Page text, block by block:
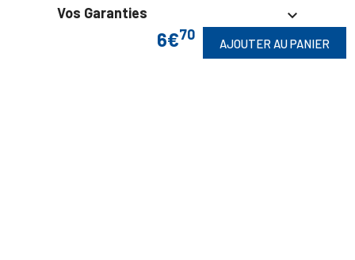
6€70
AJOUTER AU PANIER
Vos Garanties 
